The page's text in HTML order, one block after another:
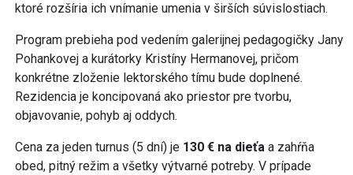
ktoré rozšíria ich vnímanie umenia v širších súvislostiach.
Program prebieha pod vedením galerijnej pedagogičky Jany
Pohankovej a kurátorky Kristíny Hermanovej, pričom
konkrétne zloženie lektorského tímu bude doplnené.
Rezidencia je koncipovaná ako priestor pre tvorbu,
objavovanie, pohyb aj oddych.
Cena za jeden turnus (5 dní) je 130 € na dieťa a zahŕňa
obed, pitný režim a všetky výtvarné potreby. V prípade